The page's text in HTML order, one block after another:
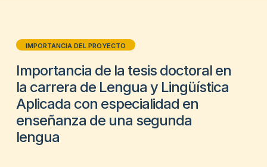
IMPORTANCIA DEL PROYECTO
Importancia de la tesis doctoral en
la carrera de Lengua y Lingüística
Aplicada con especialidad en
enseñanza de una segunda
lengua